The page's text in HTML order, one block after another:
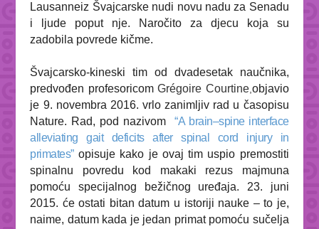
Lausanneiz Švajcarske nudi novu nadu za Senadu
i ljude poput nje. Naročito za djecu koja su
zadobila povrede kičme.
Švajcarsko-kineski tim od dvadesetak naučnika,
predvođen profesoricomGrégoire Courtine,objavio
je 9. novembra 2016. vrlo zanimljiv rad u časopisu
Nature. Rad, pod nazivom“A brain–spine interface
alleviating gait deficits after spinal cord injury in
primates”opisuje kako je ovaj tim uspio premostiti
spinalnu povredu kod makaki rezus majmuna
pomoću specijalnog bežičnog uređaja. 23. juni
2015. će ostati bitan datum u istoriji nauke – to je,
naime, datum kada je jedan primat pomoću sučelja